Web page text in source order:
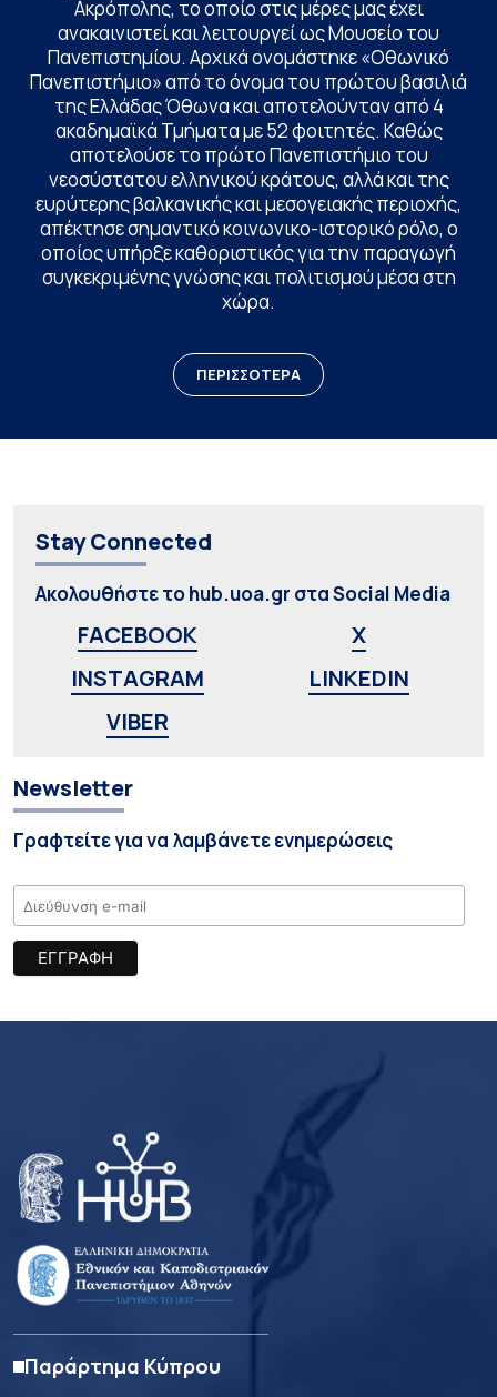
Ακρόπολης, το οποίο στις μέρες μας έχει
ανακαινιστεί και λειτουργεί ως Μουσείο του
Πανεπιστημίου. Αρχικά ονομάστηκε «Οθωνικό
Πανεπιστήμιο» από το όνομα του πρώτου βασιλιά
της Ελλάδας Όθωνα και αποτελούνταν από 4
ακαδημαϊκά Τμήματα με 52 φοιτητές. Καθώς
αποτελούσε το πρώτο Πανεπιστήμιο του
νεοσύστατου ελληνικού κράτους, αλλά και της
ευρύτερης βαλκανικής και μεσογειακής περιοχής,
απέκτησε σημαντικό κοινωνικο-ιστορικό ρόλο, ο
οποίος υπήρξε καθοριστικός για την παραγωγή
συγκεκριμένης γνώσης και πολιτισμού μέσα στη
χώρα.
ΠΕΡΙΣΣΟΤΕΡΑ
Stay Connected
Ακολουθήστε το hub.uoa.gr στα Social Media
FACEBOOK
X
INSTAGRAM
LINKEDIN
VIBER
Newsletter
Γραφτείτε για να λαμβάνετε ενημερώσεις
Παράρτημα Κύπρου